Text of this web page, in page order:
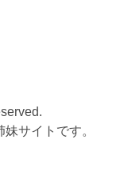
妹サイトです。